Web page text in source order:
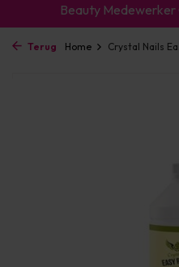
Beauty Medewerker
Terug Home Crystal Nails